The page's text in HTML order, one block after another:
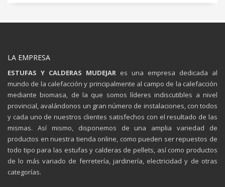
LA EMPRESA
ESTUFAS Y CALDERAS MUDEJAR es una empresa dedicada al
mundo de la calefacción y principalmente al campo de la calefacción
mediante biomasa, de la que somos líderes indiscutibles a nivel
provincial, avalándonos un gran número de instalaciones, con todos
y cada uno de nuestros clientes satisfechos con el resultado de las
mismas. Así mismo, disponemos de una amplia variedad de
productos en nuestra tienda online, como pueden ser repuestos de
todo tipo para las estufas y calderas de pellets, así como productos
de lo más variado de ferretería, jardinería, electricidad y de otras
categorías.